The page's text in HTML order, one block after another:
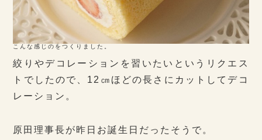
こんな感じのをつくりました。
絞りやデコレーションを習いたいというリクエス
トでしたので、12㎝ほどの長さにカットしてデコ
レーション。
原田理事長が昨日お誕生日だったそうで。